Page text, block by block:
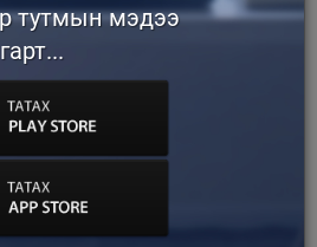
тутмын мэдээ